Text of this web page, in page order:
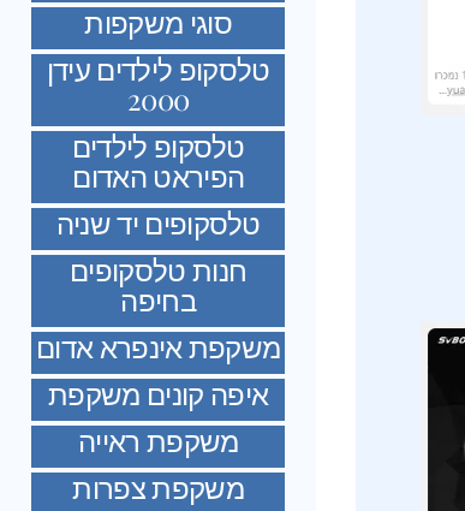
סוגי משקפות
טלסקופ לילדים עידן
2000
טלסקופ לילדים
הפיראט האדום
טלסקופים יד שניה
חנות טלסקופים
בחיפה
משקפת אינפרא אדום
איפה קונים משקפת
משקפת ראייה
משקפת צפרות